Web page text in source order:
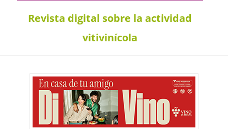
Revista digital sobre la actividad
vitivinícola